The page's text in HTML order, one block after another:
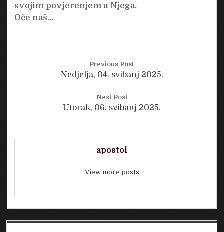
svojim povjerenjem u Njega.
Oče naš…
Previous Post
Nedjelja, 04. svibanj 2025.
Next Post
Utorak, 06. svibanj 2025.
apostol
View more posts